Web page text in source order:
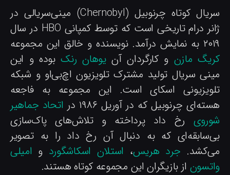
سریال کوتاه چرنوبیل (Chernobyl) مینی‌سریالی در
ژانر درام تاریخی است که توسط کمپانی HBO در سال
نویسنده و خالق این مجموعه
مازنو کارگردان آن یوهان رنکبوده و این
سریال تولید مشترک تلویزیون اچ‌بی‌او و شبکه
اسکای است. این مجموعه به فاجعه
چرنوبیل که در آوریل ۱۹۸۶ در
اتحاد جماهیر
رخ داد پرداخته و تلاش‌های پاک‌سازی
که به دنبال آن رخ داد را به تصویر
جرد هریس،استلان اسکاشگوردوامیلی
از بازیگران این مجموعه کوتاه هستند.